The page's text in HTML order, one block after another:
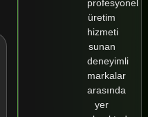
profesyonel
üretim
hizmeti
sunan
deneyimli
markalar
arasında
yer